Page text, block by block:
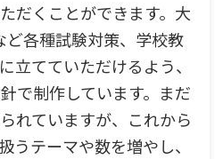
だくことができます。大
ど各種試験対策、学校教
立てていただけるよう、
で制作しています。まだ
れていますが、これから
うテーマや数を増やし、